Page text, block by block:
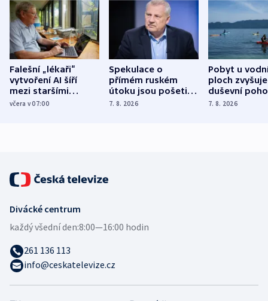
Falešní „lékaři“
vytvoření AI šíří
mezi staršími
Poláky nebezpečné
včera v 07:00
Spekulace o
přímém ruském
útoku jsou pošetilé,
míní estonský
7. 8. 2026
Pobyt u
ploch zvyšuje
duševní
ukázala
7. 8. 2026
Divácké centrum
každý všední den:8:00—16:00 hodin
261 136 113
info@ceskatelevize.cz